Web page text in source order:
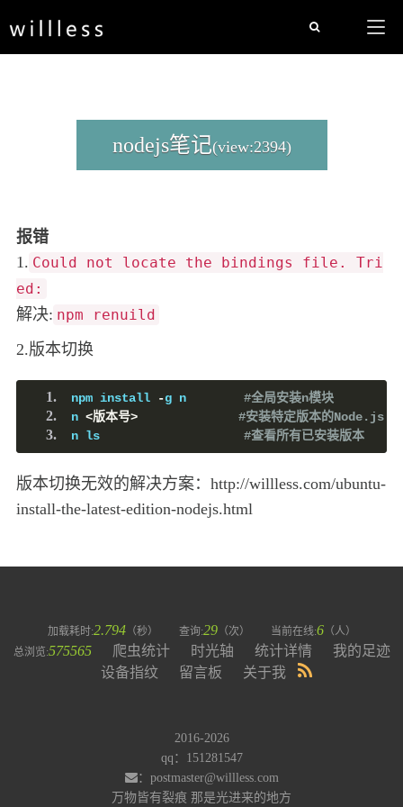
nodejs笔记(view:2394)
报错
1. Could not locate the bindings file. Tri
ed:
解决: npm renuild
2.版本切换
npm install -g n #全局安装n模块
n <版本号>
#安装特定版本的Node.js，
n ls #查看所有已安装版本
版本切换无效的解决方案：http://willless.com/ubuntu-
install-the-latest-edition-nodejs.html
加载耗时:2.794（秒） 查询:29（次） 当前在线:6（人）
总浏览:575565 爬虫统计 时光轴 统计详情
我的足迹
设备指纹
留言板 关于我
2016-2026
qq：151281547
：postmaster@willless.com
万物皆有裂痕 那是光进来的地方